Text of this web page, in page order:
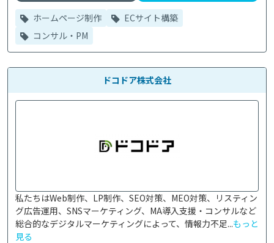
ホームページ制作
ECサイト構築
コンサル・PM
ドコドア株式会社
私たちはWeb制作、LP制作、SEO対策、MEO対策、リスティン
グ広告運用、SNSマーケティング、MA導入支援・コンサルなど
総合的なデジタルマーケティングによって、情報力不足...もっと
見る